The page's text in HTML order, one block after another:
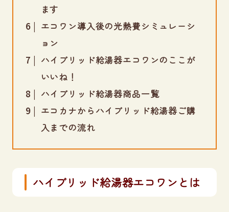
ます
エコワン導入後の光熱費シミュレーシ
ョン
ハイブリッド給湯器エコワンのここが
いいね！
ハイブリッド給湯器商品一覧
エコカナからハイブリッド給湯器ご購
入までの流れ
ハイブリッド給湯器エコワンとは